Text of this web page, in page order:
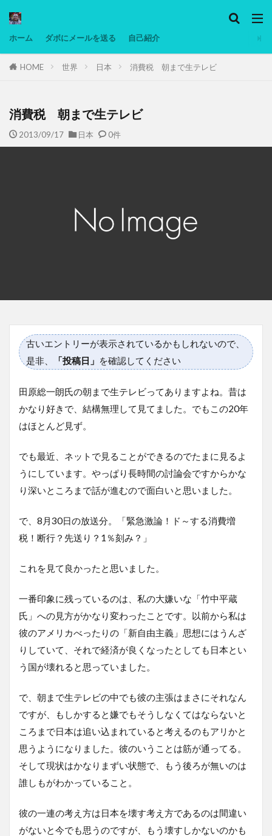
ホーム ダボにメールを送る 自己紹介
HOME 世界 日本 消費税 朝まで生テレビ
消費税 朝まで生テレビ
2013/09/17 日本 0件
古いエントリーが表示されているかもしれないので、
是非、
「投稿日」 を確認してください
田原総一朗氏の朝まで生テレビってありますよね。昔は
かなり好きで、結構無理して見てました。でもこの20年
はほとんど見ず。
でも最近、ネットで見ることができるのでたまに見るよ
うにしています。やっぱり長時間の討論会ですからかな
り深いところまで話が進むので面白いと思いました。
で、8月30日の放送分。「緊急激論！ド～する消費増
税！断行？先送り？1％刻み？」
これを見て良かったと思いました。
一番印象に残っているのは、私の大嫌いな「竹中平蔵
氏」への見方がかなり変わったことです。以前から私は
彼のアメリカべったりの「新自由主義」思想にはうんざ
りしていて、それで経済が良くなったとしても日本とい
う国が壊れると思っていました。
で、朝まで生テレビの中でも彼の主張はまさにそれなん
ですが、もしかすると嫌でもそうしなくてはならないと
ころまで日本は追い込まれていると考えるのもアリかと
思うようになりました。彼のいうことは筋が通ってる。
そして現状はかなりまずい状態で、もう後ろが無いのは
誰しもがわかっていること。
彼の一連の考え方は日本を壊す考え方であるのは間違い
がないと今でも思うのですが、もう壊すしかないのかも
タグ
マレーシア動画
ヨーグルト
備忘録
動画 日本人村社会 脱水シート